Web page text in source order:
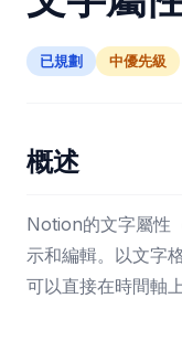
已規劃 中優先級
概述
Notion的文字屬性
示和編輯。以文字
可以直接在時間軸上